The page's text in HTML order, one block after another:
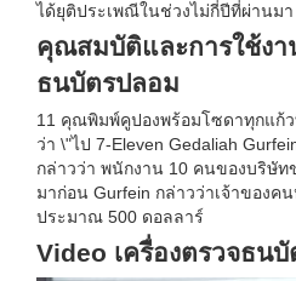
ได้ยุติประเพณีในช่วงไม่กี่ปีที่ผ่านมา
คุณสมบัติและการใช้งา
ธนบัตรปลอม
11 คุณพิมพ์คูปองพร้อมโซดาทุกแก้
ว่า \"ไป 7-Eleven Gedaliah
กล่าวว่า พนักงาน 10 คนของบริษัท
มาก่อน Gurfein กล่าวว่าเจ้าของค
ประมาณ 500 ดอลลาร์
Video เครื่องตรวจธน